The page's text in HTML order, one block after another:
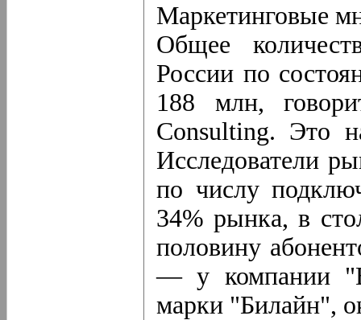
Маркетинговые
Общее
России по
188 млн,
Consulting. Это
Исследователи
по числу
34% рынка, в
половину
— у компании
марки "Билайн",